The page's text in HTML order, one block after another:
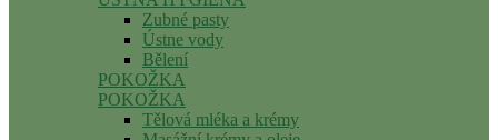
Zubné pasty
Ústne vody
Bělení
POKOŽKA
POKOŽKA
Tělová mléka a krémy